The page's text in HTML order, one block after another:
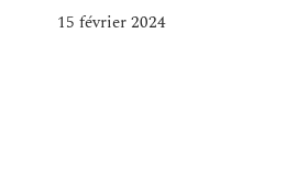
15 février 2024